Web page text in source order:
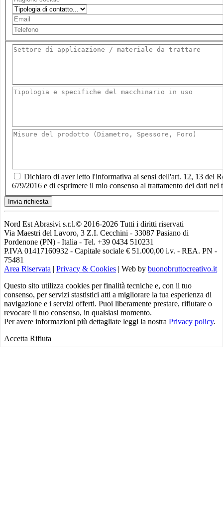
Dichiaro di aver letto l'informativa ai sensi dell'art. 12, 13 del
679/2016 e di esprimere il mio consenso al trattamento dei dati
Invia richiesta
Nord Est Abrasivi s.r.l.© 2016-2026 Tutti i diritti riservati
Via Maestri del Lavoro, 3 Z.I. Cecchini - 33087 Pasiano di
Pordenone (PN) - Italia - Tel. +39 0434 510231
P.IVA 01417160932 - Capitale sociale € 51.000,00 i.v. - REA. PN -
75481
Area Riservata | Privacy & Cookies | Web by buonobruttocreativo.it
Questo sito utilizza cookies per finalità tecniche e, con il tuo
consenso, per servizi stastistici atti a migliorare la tua esperienza di
navigazione e i servizi offerti. Puoi liberamente prestare, rifiutare o
revocare il tuo consenso, in qualsiasi momento.
Per avere informazioni più dettagliate leggi la nostra Privacy policy.
Accetta Rifiuta